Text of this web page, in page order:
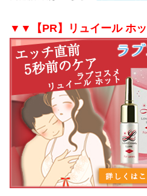
▼▼【PR】リュイール ホ